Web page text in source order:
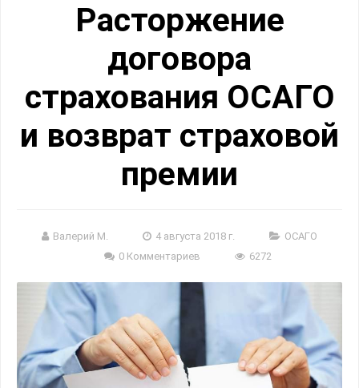
Расторжение
договора
страхования ОСАГО
и возврат страховой
премии
Валерий М. 4 августа 2018 г.
ОСАГО
0 Комментариев
6272